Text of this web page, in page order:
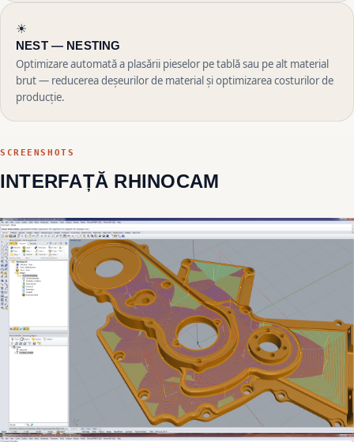
☀
NEST — NESTING
Optimizare automată a plasării pieselor pe tablă sau pe alt material
brut — reducerea deșeurilor de material și optimizarea costurilor de
producție.
SCREENSHOTS
INTERFAȚĂ RHINOCAM